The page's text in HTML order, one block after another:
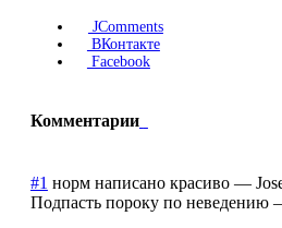
JComments
ВКонтакте
Facebook
Комментарии
#1 норм написано красиво—
Подпасть пороку по неведению